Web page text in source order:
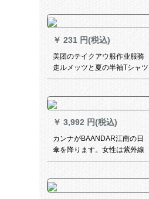
F銀色のステアリング鋼
￥ 231 円(税込)
美团のテイクアウ服作业服骑
走ルメッツと夏の半袖Tシャツ
シュトレンミット半袖Tシャツ
￥ 3,992 円(税込)
カンナがBAANDAR江南の日
傘を降ります。女性は紫外線
防止傘、パラソル、晴雨兼用
す。四季の色彩があります。